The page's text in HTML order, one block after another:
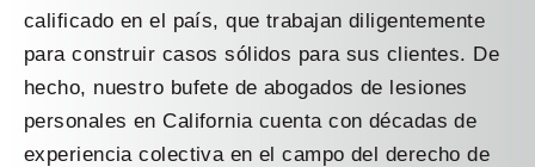
calificado en el país, que trabajan diligentemente
para construir casos sólidos para sus clientes. De
hecho, nuestro bufete de abogados de lesiones
personales en California cuenta con décadas de
experiencia colectiva en el campo del derecho de